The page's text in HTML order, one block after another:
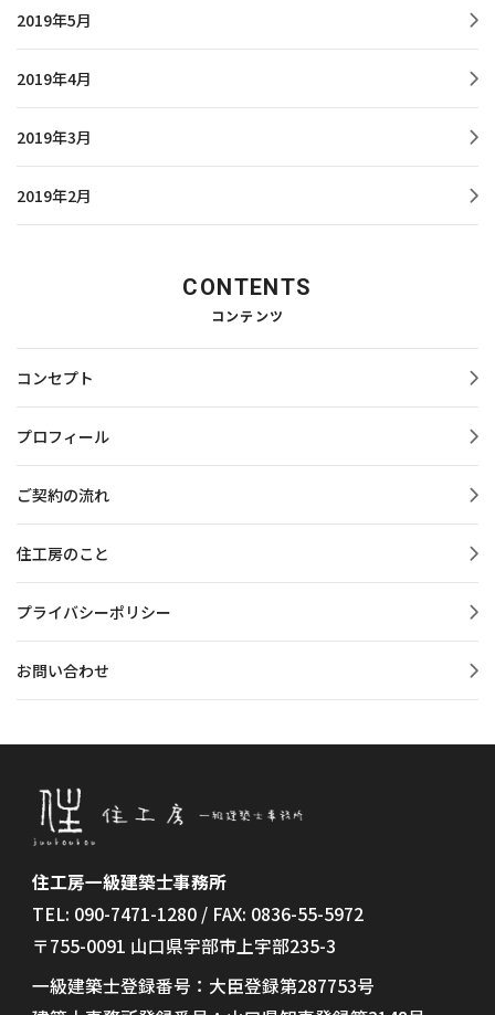
2019年5月
2019年4月
2019年3月
2019年2月
CONTENTS
コンテンツ
コンセプト
プロフィール
ご契約の流れ
住工房のこと
プライバシーポリシー
お問い合わせ
住工房一級建築士事務所
TEL: 090-7471-1280 / FAX: 0836-55-5972
〒755-0091 山口県宇部市上宇部235-3
一級建築士登録番号：大臣登録第287753号